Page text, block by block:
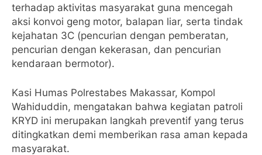
terhadap aktivitas masyarakat guna mencegah
aksi konvoi geng motor, balapan liar, serta tindak
kejahatan 3C (pencurian dengan pemberatan,
pencurian dengan kekerasan, dan pencurian
kendaraan bermotor).
Kasi Humas Polrestabes Makassar, Kompol
Wahiduddin, mengatakan bahwa kegiatan patroli
KRYD ini merupakan langkah preventif yang terus
ditingkatkan demi memberikan rasa aman kepada
masyarakat.